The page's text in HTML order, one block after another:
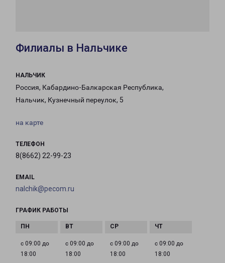
Филиалы в Нальчике
НАЛЬЧИК
Россия, Кабардино-Балкарская Республика,
Нальчик, Кузнечный переулок, 5
на карте
ТЕЛЕФОН
8(8662) 22-99-23
EMAIL
nalchik@pecom.ru
ГРАФИК РАБОТЫ
с 09:00 до
18:00
с 09:00 до
18:00
с 09:00 до
18:00
с 09:00 до
18:00